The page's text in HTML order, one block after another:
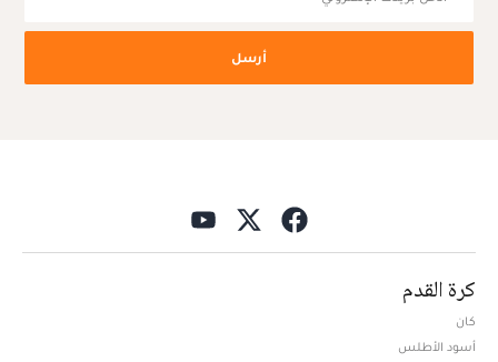
أرسل
كرة القدم
كان
أسود الأطلس